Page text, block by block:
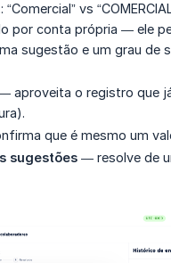
vs
por conta própria — ele
sugestão e um grau de
aproveita o registro que
que é mesmo um
sugestões — resolve de